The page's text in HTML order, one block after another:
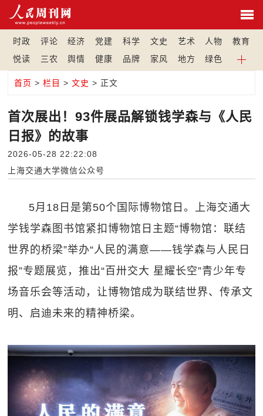
时政 评论 经济 党建 科学 文史 艺术 人物
教育
悦读
三农 舆情 健康 品牌 家风 地方 绿色
首页 >栏目 >文史 > 正文
首次展出！93件展品解锁钱学森与《人民
日报》的故事
2026-05-28 22:22:08
上海交通大学微信公众号
5月18日是第50个国际博物馆日。上海交通大
学钱学森图书馆紧扣博物馆日主题“博物馆：联结
世界的桥梁”举办“人民的满意——钱学森与人民日
报”专题展览，推出“百卅交大 星耀长空”青少年专
场音乐会等活动，让博物馆成为联结世界、传承文
明、启迪未来的精神桥梁。